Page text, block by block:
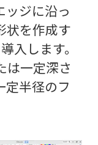
ジに沿っ
状を作成す
入します。
は一定深さ
定半径のフ